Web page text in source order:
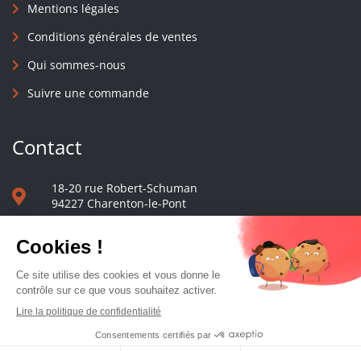
Mentions légales
Conditions générales de ventes
Qui sommes-nous
Suivre une commande
Contact
18-20 rue Robert-Schuman
94227 Charenton-le-Pont